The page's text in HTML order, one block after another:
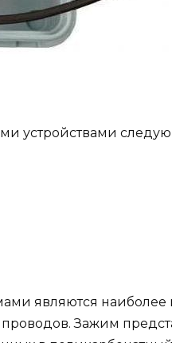
устройствами
являются наиболее
Зажим